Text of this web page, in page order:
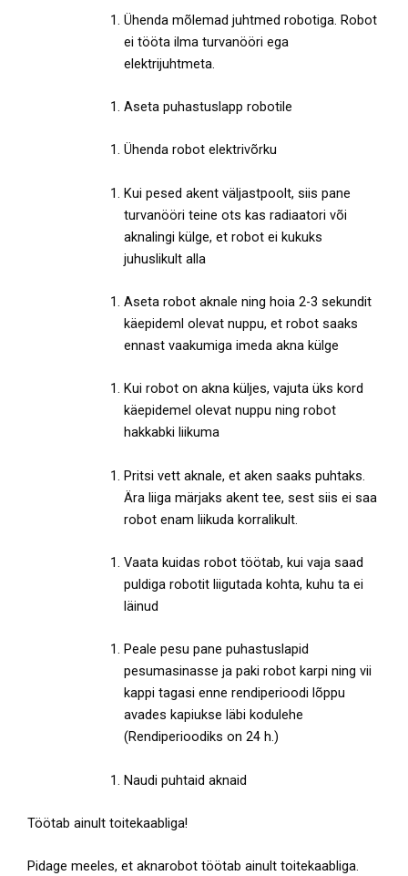
Ühenda mõlemad juhtmed robotiga. Robot
ei tööta ilma turvanööri ega
elektrijuhtmeta.
Aseta puhastuslapp robotile
Ühenda robot elektrivõrku
Kui pesed akent väljastpoolt, siis pane
turvanööri teine ots kas radiaatori või
aknalingi külge, et robot ei kukuks
juhuslikult alla
Aseta robot aknale ning hoia 2-3 sekundit
käepideml olevat nuppu, et robot saaks
ennast vaakumiga imeda akna külge
Kui robot on akna küljes, vajuta üks kord
käepidemel olevat nuppu ning robot
hakkabki liikuma
Pritsi vett aknale, et aken saaks puhtaks.
Ära liiga märjaks akent tee, sest siis ei saa
robot enam liikuda korralikult.
Vaata kuidas robot töötab, kui vaja saad
puldiga robotit liigutada kohta, kuhu ta ei
läinud
Peale pesu pane puhastuslapid
pesumasinasse ja paki robot karpi ning vii
kappi tagasi enne rendiperioodi lõppu
avades kapiukse läbi kodulehe
(Rendiperioodiks on 24 h.)
Naudi puhtaid aknaid
Töötab ainult toitekaabliga!
Pidage meeles, et aknarobot töötab ainult toitekaabliga.